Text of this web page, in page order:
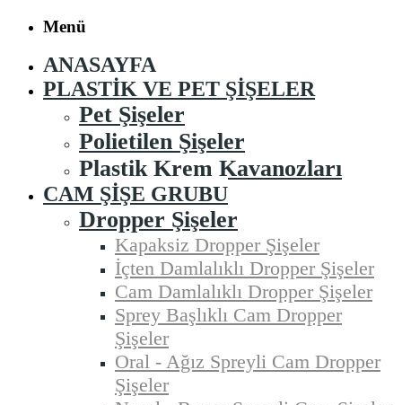
Menü
ANASAYFA
PLASTIK VE PET ŞIŞELER
Pet Şişeler
Polietilen Şişeler
Plastik Krem Kavanozları
CAM ŞIŞE GRUBU
Dropper Şişeler
Kapaksiz Dropper Şişeler
İçten Damlalıklı Dropper Şişeler
Cam Damlalıklı Dropper Şişeler
Sprey Başlıklı Cam Dropper
Şişeler
Oral - Ağız Spreyli Cam Dropper
Şişeler